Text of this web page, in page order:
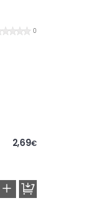
0
2,69€
+